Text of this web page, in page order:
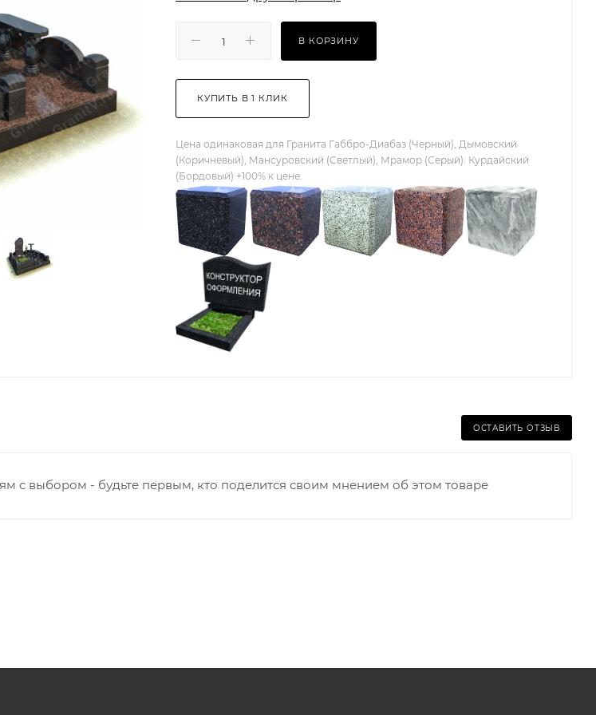
В КОРЗИНУ
КУПИТЬ В 1 КЛИК
Цена одинаковая для Гранита Габбро-Диабаз (Черный), Дымовский
(Коричневый), Мансуровский (Светлый), Мрамор (Серый). Курдайский
(Бордовый) +100% к цене.
ОСТАВИТЬ ОТЗЫВ
с выбором - будьте первым, кто поделится своим мнением об этом товаре